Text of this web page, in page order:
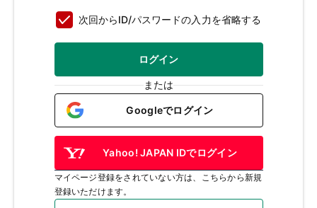
次回からID/パスワードの入力を省略する
ログイン
または
Googleでログイン
Yahoo! JAPAN IDでログイン
マイページ登録をされていない方は、こちらから新規
登録いただけます。